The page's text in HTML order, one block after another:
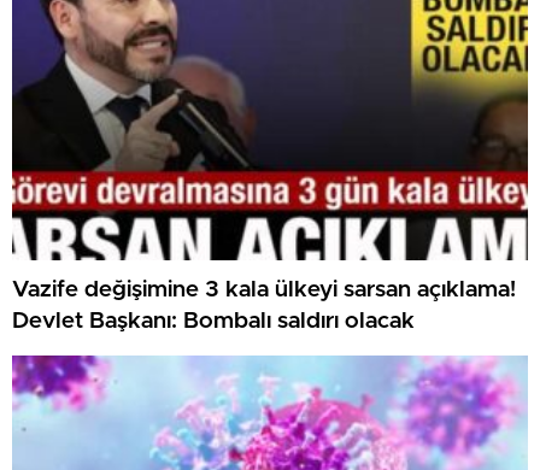
Vazife değişimine 3 kala ülkeyi sarsan açıklama!
Devlet Başkanı: Bombalı saldırı olacak